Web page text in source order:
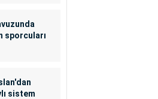
sporcuları
sistem